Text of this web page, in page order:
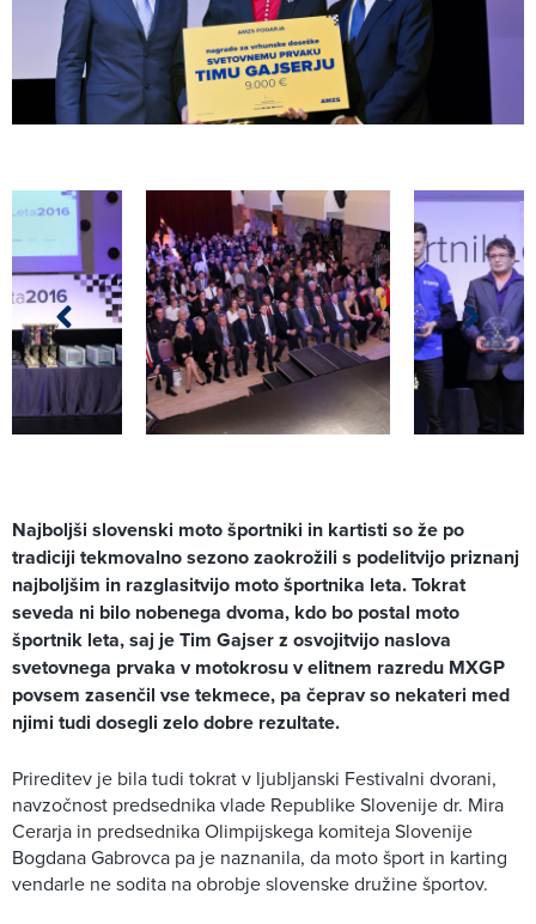
Najboljši slovenski moto športniki in kartisti so že po
tradiciji tekmovalno sezono zaokrožili s podelitvijo priznanj
najboljšim in razglasitvijo moto športnika leta. Tokrat
seveda ni bilo nobenega dvoma, kdo bo postal moto
športnik leta, saj je Tim Gajser z osvojitvijo naslova
svetovnega prvaka v motokrosu v elitnem razredu MXGP
povsem zasenčil vse tekmece, pa čeprav so nekateri med
njimi tudi dosegli zelo dobre rezultate.
Prireditev je bila tudi tokrat v ljubljanski Festivalni dvorani,
navzočnost predsednika vlade Republike Slovenije dr. Mira
Cerarja in predsednika Olimpijskega komiteja Slovenije
Bogdana Gabrovca pa je naznanila, da moto šport in karting
vendarle ne sodita na obrobje slovenske družine športov.